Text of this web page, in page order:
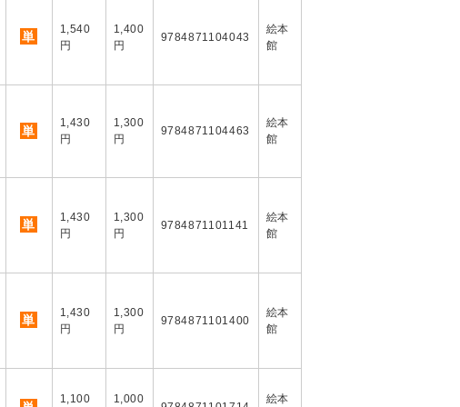
単
1,540
円
1,400
円
9784871104043
絵本
館
単
1,430
円
1,300
円
9784871104463
絵本
館
単
1,430
円
1,300
円
9784871101141
絵本
館
単
1,430
円
1,300
円
9784871101400
絵本
館
1,100 1,000 絵本